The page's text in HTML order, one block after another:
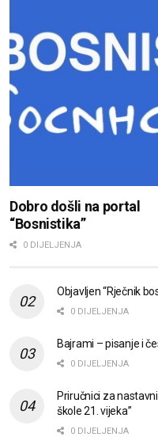
Dobro došli na portal
“Bosnistika”
0 DIJELJENJA
Objavljen “Rječnik
0 DIJELJENJA
Bajrami – pisanje i
0 DIJELJENJA
Priručnici za
škole 21. vijeka”
0 DIJELJENJA